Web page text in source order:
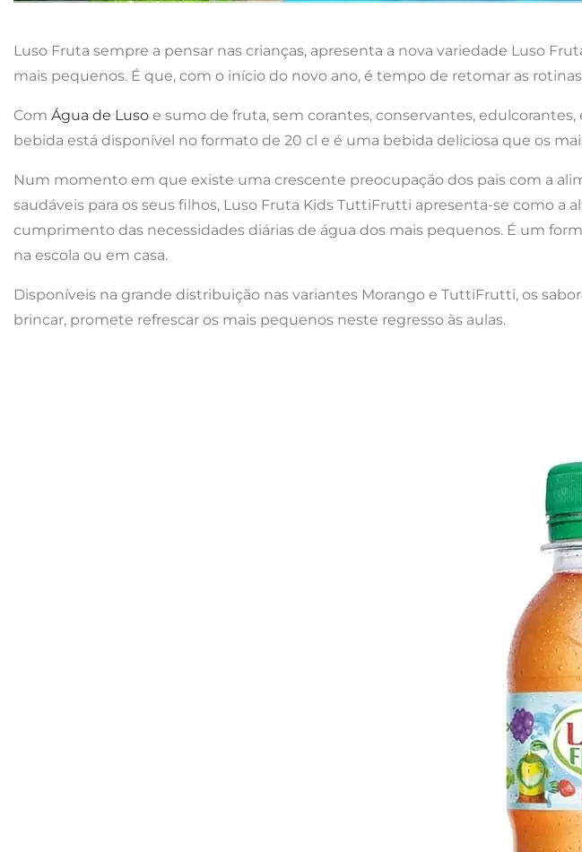
Luso Fruta sempre a pensar nas crianças, apresenta a nova variedade Luso
mais pequenos. É que, com o início do novo ano, é tempo de retomar as
Com Água de Luso e sumo de fruta, sem corantes, conservantes,
bebida está disponível no formato de 20 cl e é uma bebida deliciosa que os
Num momento em que existe uma crescente preocupação dos pais com a
saudáveis para os seus filhos, Luso Fruta Kids TuttiFrutti apresenta-se como
cumprimento das necessidades diárias de água dos mais pequenos. É um
na escola ou em casa.
Disponíveis na grande distribuição nas variantes Morango e TuttiFrutti, os
brincar, promete refrescar os mais pequenos neste regresso às aulas.